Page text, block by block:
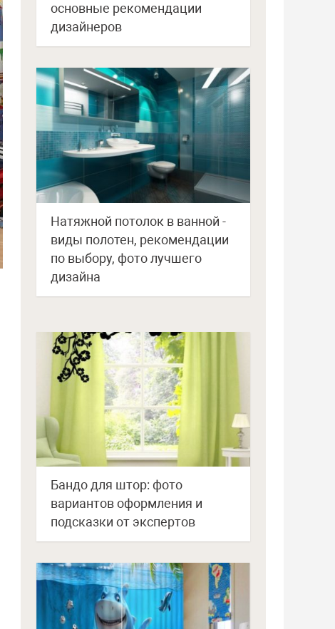
основные рекомендации
дизайнеров
Натяжной потолок в ванной -
виды полотен, рекомендации
по выбору, фото лучшего
дизайна
Бандо для штор: фото
вариантов оформления и
подсказки от экспертов